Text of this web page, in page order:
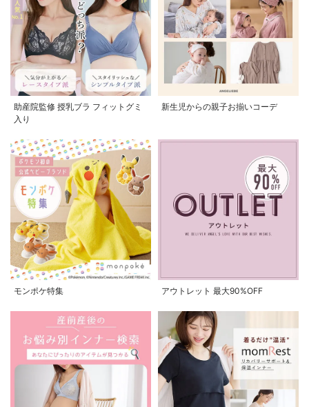
助産院監修 授乳ブラ フィットグミ
入り
新生児からの親子お揃いコーデ
モンポケ特集 アウトレット 最大90%OFF